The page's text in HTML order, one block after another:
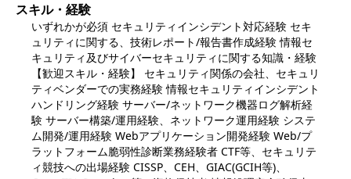
スキル・経験
いずれかが必須 セキュリティインシデント対応経験 セキ
ュリティに関する、技術レポート/報告書作成経験 情報セ
キュリティ及びサイバーセキュリティに関する知識・経験
【歓迎スキル・経験】 セキュリティ関係の会社、セキュリ
ティベンダーでの実務経験 情報セキュリティインシデント
ハンドリング経験 サーバー/ネットワーク機器ログ解析経
験 サーバー構築/運用経験、ネットワーク運用経験 システ
ム開発/運用経験 Webアプリケーション開発経験 Web/プ
ラットフォーム脆弱性診断業務経験者 CTF等、セキュリテ
ィ競技への出場経験 CISSP、CEH、GIAC(GCIH等)、